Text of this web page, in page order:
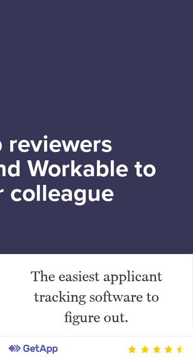
reviewers
Workable to
colleague
The easiest applicant
tracking software to
figure out.